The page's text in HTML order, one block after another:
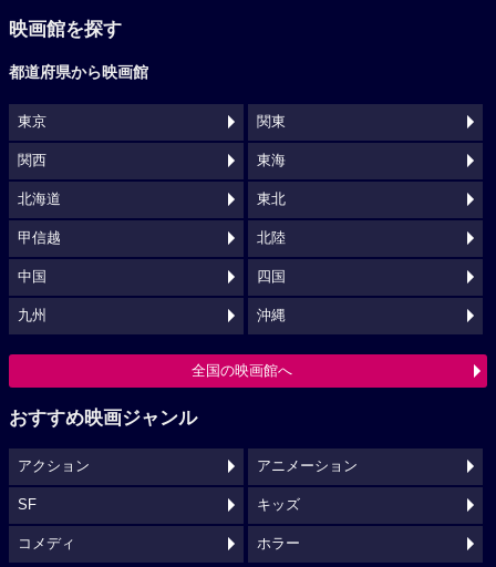
映画館を探す
都道府県から映画館
東京 関東
関西 東海
北海道 東北
甲信越 北陸
中国 四国
九州 沖縄
全国の映画館へ
おすすめ映画ジャンル
アクション アニメーション
SF キッズ
コメディ ホラー